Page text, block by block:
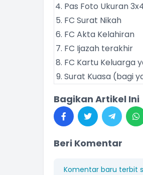
Pas Foto Ukuran
FC Surat Nikah
FC Akta Kelahiran
FC Ijazah terakhir
FC Kartu Keluarga
Surat Kuasa (bagi
Bagikan Artikel Ini
Beri Komentar
Komentar baru terbit